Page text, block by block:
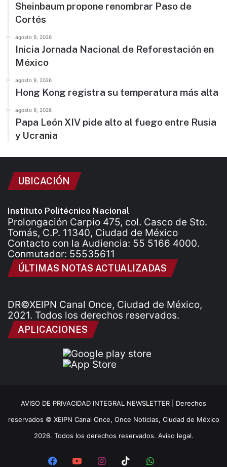
Sheinbaum propone renombrar Paso de
Cortés
agosto 9, 2026
Inicia Jornada Nacional de Reforestación en
México
agosto 9, 2026
Hong Kong registra su temperatura más alta
agosto 9, 2026
Papa León XIV pide alto al fuego entre Rusia
y Ucrania
UBICACIÓN
Instituto Politécnico Nacional
Prolongación Carpio 475, col. Casco de Sto.
Tomás, C.P. 11340, Ciudad de México
Contacto con la Audiencia: 55 5166 4000.
Conmutador: 55535611
ÚLTIMAS NOTAS ACTUALIZADAS
DR©XEIPN Canal Once, Ciudad de México,
2021. Todos los derechos reservados.
APLICACIONES
AVISO DE PRIVACIDAD INTEGRAL NEWSLETTER | Derechos
reservados © XEIPN Canal Once, Once Noticias, Ciudad de México
2026. Todos los derechos reservados. Aviso legal.
FacebookYouTubeInstagram
TikTokWhatsApp